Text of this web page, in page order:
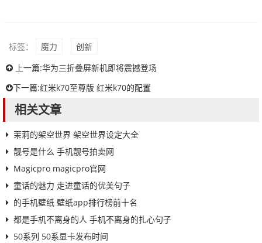
标签： 魔力
创新
上一篇:华为三折叠屏新机即将震撼登场
下一篇:红米k70至尊版 红米k70的配置
相关文章
茉莉的架空世界 架空世界设定大全
靓号是什么 手机靓号拍卖网
Magicpro magicpro官网
童话的魅力 走进童话的优美句子
的手机壁纸 壁纸app排行榜前十名
都是手机不离身的人 手机不离身的扎心句子
50系列 50系显卡发布时间